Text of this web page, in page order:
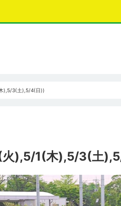
),5/3(土),5/4(日))
),5/1(木),5/3(土